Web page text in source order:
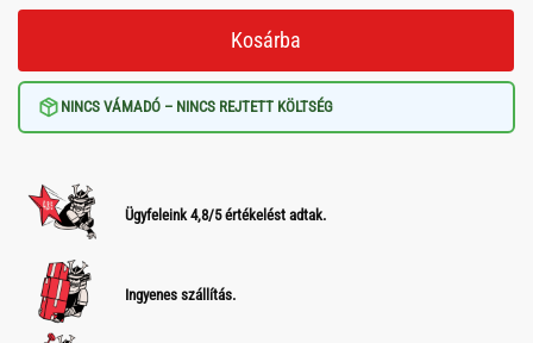
Kosárba
NINCS VÁMADÓ – NINCS REJTETT KÖLTSÉG
Ügyfeleink 4,8/5 értékelést adtak.
Ingyenes szállítás.